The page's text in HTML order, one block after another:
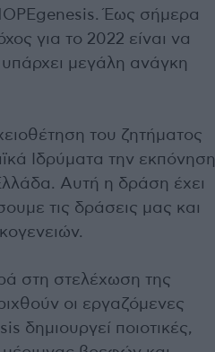
Έως σήμερα
για το 2022 είναι να
μεγάλη ανάγκη
του ζητήματος
Ιδρύματα την εκπόνηση
Αυτή η δράση έχει
τις δράσεις μας και
στη στελέχωση της
οι εργαζόμενες
δημιουργεί ποιοτικές,